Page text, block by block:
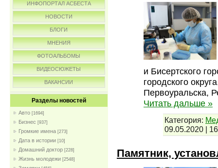
ИНФОПОРТАЛ АСБЕСТА
НОВОСТИ
БЛОГИ
МНЕНИЯ
ФОТОАЛЬБОМЫ
ВИДЕОСЮЖЕТЫ
ВАКАНСИИ
Разделы новостей
Авто [1694]
Бизнес [937]
Громкие имена [273]
Дата в истории [10]
Домашний доктор [228]
Жизнь молодежи [2548]
и Бисертского
городского
Первоуральска,
Читать дальше »
Категория:
09.05.2020 |
Памятник,